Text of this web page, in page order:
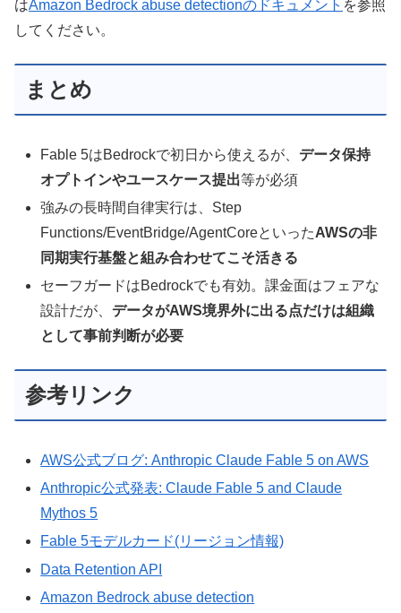
はAmazon Bedrock abuse detectionのドキュメント を参照
してください。
まとめ
Fable 5はBedrockで初日から使えるが、 データ保持
オプトインやユースケース提出等が必須
強みの長時間自律実行は、Step
Functions/EventBridge/AgentCoreといったAWSの非
同期実行基盤と組み合わせてこそ活きる
セーフガードはBedrockでも有効。課金面はフェアな
設計だが、 データがAWS境界外に出る点だけは組織
として事前判断が必要
参考リンク
AWS公式ブログ: Anthropic Claude Fable 5 on AWS
Anthropic公式発表: Claude Fable 5 and Claude
Mythos 5
Fable 5モデルカード(リージョン情報)
Data Retention API
Amazon Bedrock abuse detection